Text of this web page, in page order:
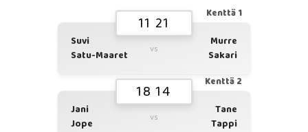
Kenttä 1
11 21
Suvi
Satu-Maaret
vs
Murre
Sakari
Kenttä 2
18 14
Jani
Jope
vs
Tane
Tappi